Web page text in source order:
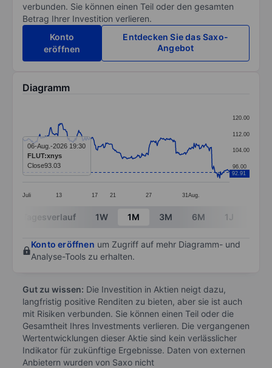
verbunden. Sie können einen Teil oder den gesamten
Betrag Ihrer Investition verlieren.
Konto
eröffnen
Entdecken Sie das Saxo-
Angebot
Diagramm
Line chart with 299 data points.
The chart has 1 X axis displaying categories.
The chart has 1 Y axis displaying values. Data ranges
Juli 13 17 21 27 31 Aug.
96.00
104.00
112.00
120.00
92.91
06-Aug.-2026 19:30
FLUT:xnys
Close93.03
End of interactive chart.
Tagesverlauf 1W 1M 3M 6M 1J
Konto eröffnen um Zugriff auf mehr Diagramm- und
Analyse-Tools zu erhalten.
Gut zu wissen: Die Investition in Aktien neigt dazu,
langfristig positive Renditen zu bieten, aber sie ist auch
mit Risiken verbunden. Sie können einen Teil oder die
Gesamtheit Ihres Investments verlieren. Die vergangenen
Wertentwicklungen dieser Aktie sind kein verlässlicher
Indikator für zukünftige Ergebnisse. Daten von externen
Anbietern wurden von Saxo nicht